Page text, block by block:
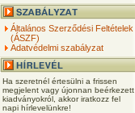
Általános Szerződési Feltételek
(ÁSZF)
Adatvédelmi szabályzat
Ha szeretnél értesülni a frissen
megjelent vagy újonnan beérkezett
kiadványokról, akkor iratkozz fel
napi hírlevelünkre!